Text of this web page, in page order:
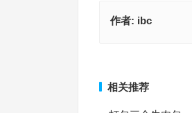
作者: ibc
相关推荐